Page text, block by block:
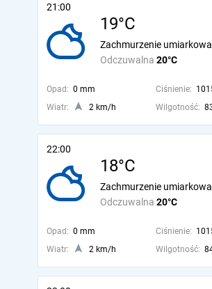
21:00
19°C
Odczuwalna 20°C
Zachmurzenie
Opad: 0 mm Ciśnienie:
Wiatr:
2 km/h Wilgotność:
22:00
18°C
Odczuwalna 20°C
Zachmurzenie
Opad: 0 mm Ciśnienie:
Wiatr:
2 km/h Wilgotność: